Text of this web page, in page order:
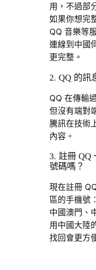
用，不過部
如果你想完
QQ 音樂等
連線到中國
更完整。
2. QQ 的訊
QQ 在傳輸
但沒有端對
騰訊在技術
內容。
3. 註冊 QQ
號碼嗎？
現在註冊
區的手機號
中國澳門、
用中國大陸
找回會更方